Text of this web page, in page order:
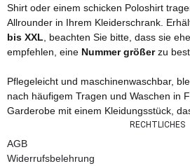
Shirt oder einem schicken Poloshirt
Allrounder in Ihrem Kleiderschrank.
bis XXL , beachten Sie bitte, dass sie
empfehlen, eine Nummer größerzu
Pflegeleicht und maschinenwaschbar,
nach häufigem Tragen und Waschen in
Garderobe mit einem Kleidungsstück,
RECHTLICHES
AGB
Widerrufsbelehrung